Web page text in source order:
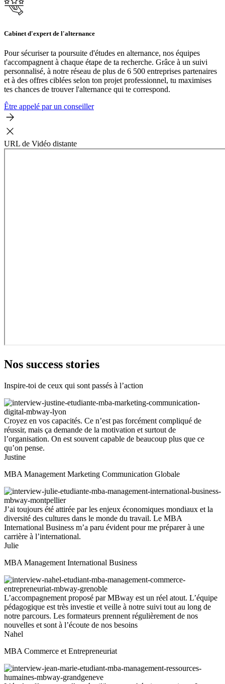
Cabinet d'expert de l'alternance
Pour sécuriser ta poursuite d'études en alternance, nos équipes
t'accompagnent à chaque étape de ta recherche. Grâce à un suivi
personnalisé, à notre réseau de plus de 6 500 entreprises partenaires
et à des offres ciblées selon ton projet professionnel, tu maximises
tes chances de trouver l'alternance qui te correspond.
Être appelé par un conseiller
URL de Vidéo distante
Nos success stories
Inspire-toi de ceux qui sont passés à l’action
Croyez en vos capacités. Ce n’est pas forcément compliqué de
réussir, mais ça demande de la motivation et surtout de
l’organisation. On est souvent capable de beaucoup plus que ce
qu’on pense.
Justine
MBA Management Marketing Communication Globale
J’ai toujours été attirée par les enjeux économiques mondiaux et la
diversité des cultures dans le monde du travail. Le MBA
International Business m’a paru évident pour me préparer à une
carrière à l’international.
Julie
MBA Management International Business
L’accompagnement proposé par MBway est un réel atout. L’équipe
pédagogique est très investie et veille à notre suivi tout au long de
notre parcours. Les formateurs prennent régulièrement de nos
nouvelles et sont à l’écoute de nos besoins
Nahel
MBA Commerce et Entrepreneuriat